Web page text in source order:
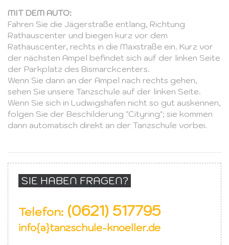
MIT DEM AUTO:
Fahren Sie die Jägerstraße entlang, Richtung
Rathauscenter und biegen kurz vor dem
Rathauscenter, rechts in die Maxstraße ein. Kurz vor
der nächsten Ampel befindet sich auf der linken Seite
der Parkplatz des Bismarckcenters.
Wenn Sie dann an der Ampel nach rechts gehen,
sehen Sie unsere Tanzschule auf der linken Seite.
Wenn Sie sich in Ludwigshafen nicht so gut auskennen,
folgen Sie der Beschilderung "Cityring"; sie kommen
dann automatisch direkt an der Tanzschule vorbei.
SIE HABEN FRAGEN?
Telefon: (0621) 517795
info{a}tanzschule-knoeller.de